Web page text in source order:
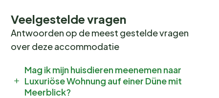
Veelgestelde vragen
Antwoorden op de meest gestelde vragen
over deze accommodatie
Mag ik mijn huisdieren meenemen naar
Luxuriöse Wohnung auf einer Düne mit
Meerblick?